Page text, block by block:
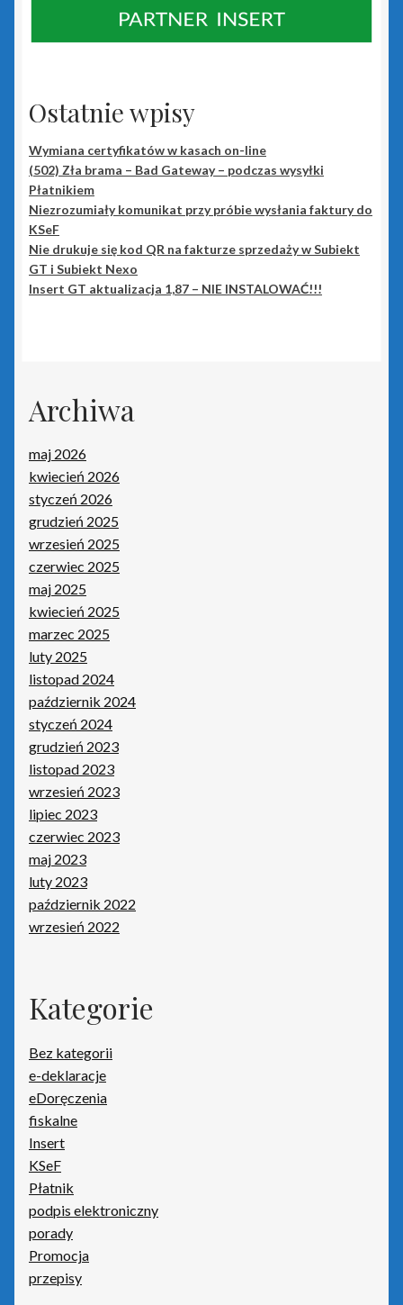
Subiekt Nexo
Kasy fiskalne
Poradniki – kasy fiskalne
Koszyk
Moje konto
Oprogramowanie
Poradniki – oprogramowanie
Płatnik
Podpis elektroniczny
Polityka prywatności
Pozostałe produkty Insert
Sieci – porady
Sklep
Strona główna
Terminale płatnicze
Tonery i tusze
WAPRO by Asseco
Ostatnie wpisy
Wymiana certyfikatów w kasach on-line
(502) Zła brama – Bad Gateway – podczas wysyłki
Płatnikiem
Niezrozumiały komunikat przy próbie wysłania faktury do
KSeF
Nie drukuje się kod QR na fakturze sprzedaży w Subiekt
GT i Subiekt Nexo
Insert GT aktualizacja 1,87 – NIE INSTALOWAĆ!!!
Archiwa
maj 2026
kwiecień 2026
styczeń 2026
grudzień 2025
wrzesień 2025
czerwiec 2025
maj 2025
kwiecień 2025
marzec 2025
luty 2025
listopad 2024
październik 2024
styczeń 2024
grudzień 2023
listopad 2023
wrzesień 2023
lipiec 2023
czerwiec 2023
maj 2023
luty 2023
październik 2022
wrzesień 2022
Kategorie
Bez kategorii
e-deklaracje
eDoręczenia
fiskalne
Insert
KSeF
Płatnik
podpis elektroniczny
porady
Promocja
przepisy